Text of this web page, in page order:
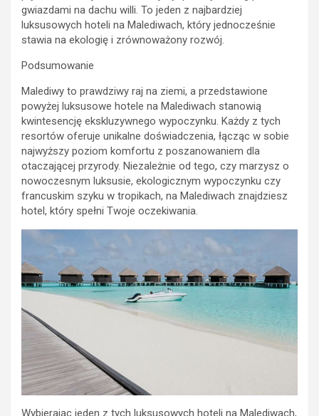
gwiazdami na dachu willi. To jeden z najbardziej
luksusowych hoteli na Malediwach, który jednocześnie
stawia na ekologię i zrównoważony rozwój.
Podsumowanie
Malediwy to prawdziwy raj na ziemi, a przedstawione
powyżej luksusowe hotele na Malediwach stanowią
kwintesencję ekskluzywnego wypoczynku. Każdy z tych
resortów oferuje unikalne doświadczenia, łącząc w sobie
najwyższy poziom komfortu z poszanowaniem dla
otaczającej przyrody. Niezależnie od tego, czy marzysz o
nowoczesnym luksusie, ekologicznym wypoczynku czy
francuskim szyku w tropikach, na Malediwach znajdziesz
hotel, który spełni Twoje oczekiwania.
Wybierając jeden z tych luksusowych hoteli na Malediwach,